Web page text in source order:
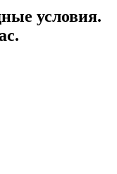
условия.